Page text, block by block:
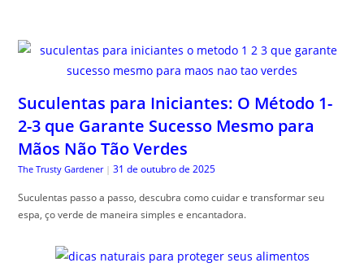
Suculentas para Iniciantes: O Método 1-
2-3 que Garante Sucesso Mesmo para
Mãos Não Tão Verdes
The Trusty Gardener | 31 de outubro de 2025
Suculentas passo a passo, descubra como cuidar e transformar seu
espa, ço verde de maneira simples e encantadora.